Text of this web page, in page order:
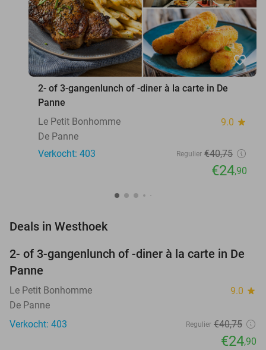
favorite_border
2- of 3-gangenlunch of -diner à la carte in De
Panne
Le Petit Bonhomme
9.0 star
De Panne
Verkocht: 403
Regulier €40,75
€24,90
Deals in Westhoek
39%
2- of 3-gangenlunch of -diner à la carte in De
Panne
Le Petit Bonhomme 9.0 star
De Panne
Verkocht: 403
Regulier €40,75
€24,90